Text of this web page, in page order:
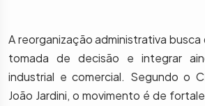
A reorganização administrativa busca
tomada de decisão e integrar
industrial e comercial. Segundo o
João Jardini, o movimento é de